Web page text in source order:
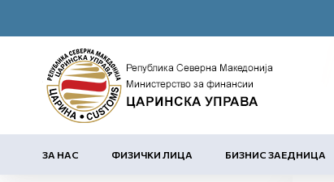
ЗА НАС ФИЗИЧКИ ЛИЦА БИЗНИС ЗАЕДНИЦА